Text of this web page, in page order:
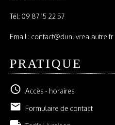
Tél: 09 87 15 22 57
Email : contact@dunlivrealautre.fr
PRATIQUE
schedule Accès - horaires
email Formulaire de contact